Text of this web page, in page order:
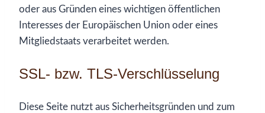
oder aus Gründen eines wichtigen öffentlichen
Interesses der Europäischen Union oder eines
Mitgliedstaats verarbeitet werden.
SSL- bzw. TLS-Verschlüsselung
Diese Seite nutzt aus Sicherheitsgründen und zum